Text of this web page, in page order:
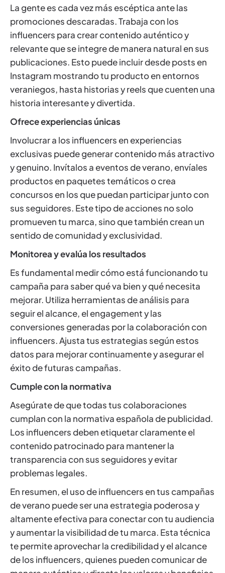
La gente es cada vez más escéptica ante las
promociones descaradas. Trabaja con los
influencers para crear contenido auténtico y
relevante que se integre de manera natural en sus
publicaciones. Esto puede incluir desde posts en
Instagram mostrando tu producto en entornos
veraniegos, hasta historias y reels que cuenten una
historia interesante y divertida.
Ofrece experiencias únicas
Involucrar a los influencers en experiencias
exclusivas puede generar contenido más atractivo
y genuino. Invítalos a eventos de verano, envíales
productos en paquetes temáticos o crea
concursos en los que puedan participar junto con
sus seguidores. Este tipo de acciones no solo
promueven tu marca, sino que también crean un
sentido de comunidad y exclusividad.
Monitorea y evalúa los resultados
Es fundamental medir cómo está funcionando tu
campaña para saber qué va bien y qué necesita
mejorar. Utiliza herramientas de análisis para
seguir el alcance, el engagement y las
conversiones generadas por la colaboración con
influencers. Ajusta tus estrategias según estos
datos para mejorar continuamente y asegurar el
éxito de futuras campañas.
Cumple con la normativa
Asegúrate de que todas tus colaboraciones
cumplan con la normativa española de publicidad.
Los influencers deben etiquetar claramente el
contenido patrocinado para mantener la
transparencia con sus seguidores y evitar
problemas legales.
En resumen, el uso de influencers en tus campañas
de verano puede ser una estrategia poderosa y
altamente efectiva para conectar con tu audiencia
y aumentar la visibilidad de tu marca. Esta técnica
te permite aprovechar la credibilidad y el alcance
de los influencers, quienes pueden comunicar de